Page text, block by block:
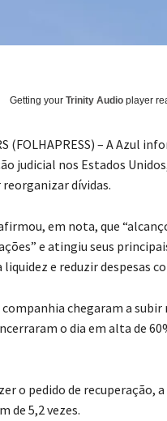
Getting your Trinity Audioplayer
(FOLHAPRESS) – A Azul
judicial nos Estados
dívidas.
em nota, que
e atingiu seus
e reduzir despesas
companhia chegaram a
o dia em alta de
o pedido de recuperação,
de 5,2 vezes.